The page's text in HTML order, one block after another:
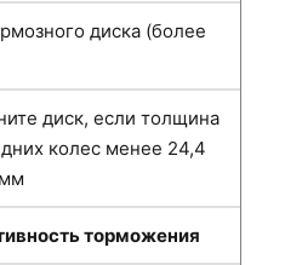
диска (более
диск, если толщина
колес менее 24,4
торможения